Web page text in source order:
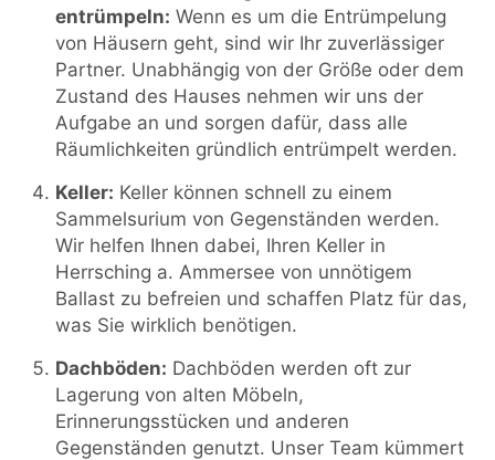
entrümpeln: Wenn es um die Entrümpelung
von Häusern geht, sind wir Ihr zuverlässiger
Partner. Unabhängig von der Größe oder dem
Zustand des Hauses nehmen wir uns der
Aufgabe an und sorgen dafür, dass alle
Räumlichkeiten gründlich entrümpelt werden.
Keller: Keller können schnell zu einem
Sammelsurium von Gegenständen werden.
Wir helfen Ihnen dabei, Ihren Keller in
Herrsching a. Ammersee von unnötigem
Ballast zu befreien und schaffen Platz für das,
was Sie wirklich benötigen.
Dachböden: Dachböden werden oft zur
Lagerung von alten Möbeln,
Erinnerungsstücken und anderen
Gegenständen genutzt. Unser Team kümmert